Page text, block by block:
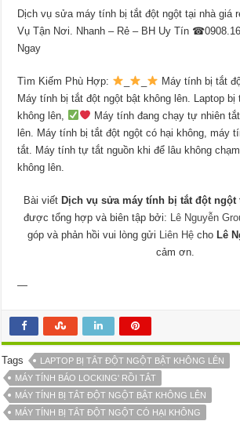
Dịch vụ sửa máy tính bị tắt đột ngột tại nhà giá
Vụ Tận Nơi. Nhanh – Rẻ – BH Uy Tín
Ngay
Tìm Kiếm Phù Hợp:
Máy tính bị tắt
Máy tính bị tắt đột ngột bật không lên. Laptop bị
không lên,
Máy tính đang chạy tự nhiên
lên. Máy tính bị tắt đột ngột có hại không, máy
tắt. Máy tính tự tắt nguồn khi để lâu không
không lên.
Bài viết Dịch vụ sửa máy tính bị tắt đột ngột
được tổng hợp và biên tập bởi: Lê Nguyễn
góp và phản hồi vui lòng gửi Liên Hệ cho Lê
cảm ơn.
—
Tags
LAPTOP BỊ TẮT ĐỘT NGỘT BẬT KHÔNG LÊN
MÁY TÍNH BÁO LOCKING' RỒI TẮT
MÁY TÍNH BỊ TẮT ĐỘT NGỘT BẬT KHÔNG LÊN
MÁY TÍNH BỊ TẮT ĐỘT NGỘT CÓ HẠI KHÔNG